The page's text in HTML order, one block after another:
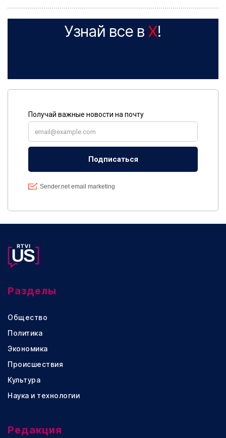
Узнай все в X!
Разделы
Общество
Политика
Экономика
Происшествия
Культура
Наука и технологии
Редакция